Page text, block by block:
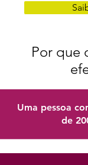
Por que
Uma pessoa
de